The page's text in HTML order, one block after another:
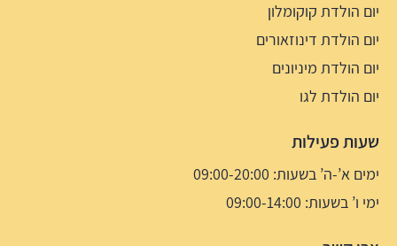
יום הולדת קוקומלון
יום הולדת דינוזאורים
יום הולדת מיניונים
יום הולדת לגו
שעות פעילות
ימים א’-ה’ בשעות: 09:00-20:00
ימי ו’ בשעות: 09:00-14:00